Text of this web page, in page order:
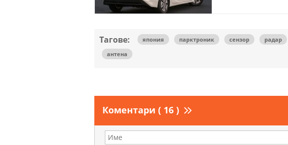
Тагове: япония парктроник сензор радар
антена
Коментари ( 16 )